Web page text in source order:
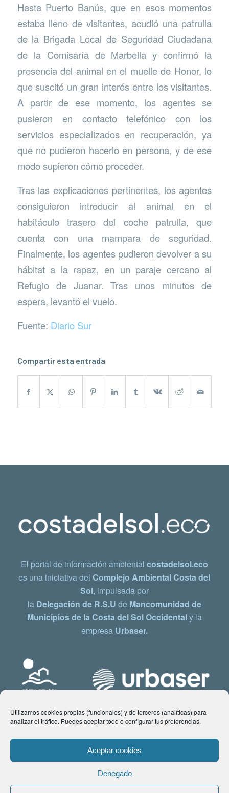
Utilizamos cookies propias (funcionales) y de terceros (analíticas) para
analizar el tráfico. Puedes aceptar todo o configurar tus preferencias.
Aceptar cookies
Denegado
Hasta Puerto Banús, que en esos momentos
estaba lleno de visitantes, acudió una patrulla
de la Brigada Local de Seguridad Ciudadana
de la Comisaría de Marbella y confirmó la
presencia del animal en el muelle de Honor, lo
que suscitó un gran interés entre los visitantes.
A partir de ese momento, los agentes se
pusieron en contacto telefónico con los
servicios especializados en recuperación, ya
que no pudieron hacerlo en persona, y de ese
modo supieron cómo proceder.
Tras las explicaciones pertinentes, los agentes
consiguieron introducir al animal en el
habitáculo trasero del coche patrulla, que
cuenta con una mampara de seguridad.
Finalmente, los agentes pudieron devolver a su
hábitat a la rapaz, en un paraje cercano al
Refugio de Juanar. Tras unos minutos de
espera, levantó el vuelo.
Fuente: Diario Sur
Compartir esta entrada
El portal de información ambiental costadelsol.eco
es una iniciativa delComplejo Ambiental Costa del
Sol, impulsada por
la Delegación de R.S.U de Mancomunidad de
Municipios de la Costa del Sol Occidentaly la
empresa Urbaser.